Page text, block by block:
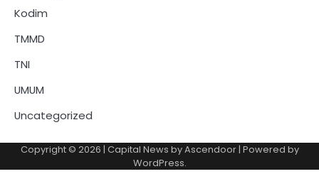
Kodim
TMMD
TNI
UMUM
Uncategorized
Copyright © 2026 | Capital News byAscendoor| Powered by
WordPress.